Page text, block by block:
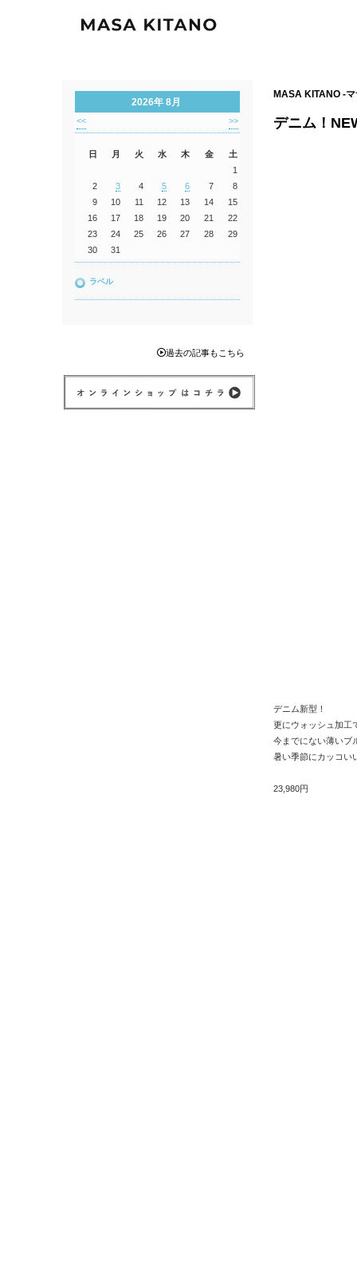
MASA KITANO -
デニム！
デニム新型！
更にウォッシュ加工
今までにない薄いブ
暑い季節にカッコい
23,980円
2026年 8月
<< >>
日 月 火 水 木 金
土
1
2
3 4 5 6 7
8
9
10 11 12 13 14
15
16
17 18 19 20 21
22
23
24 25 26 27 28
29
30
31
ラベル
過去の記事もこちら